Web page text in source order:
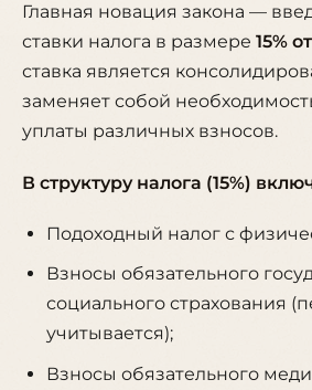
Главная новация закона —
ставки налога в размере 15%
ставка является
заменяет собой
уплаты различных взносов.
В структуру налога (15%)
Подоходный налог с
Взносы обязательного
социального страхования
учитывается);
Взносы обязательного